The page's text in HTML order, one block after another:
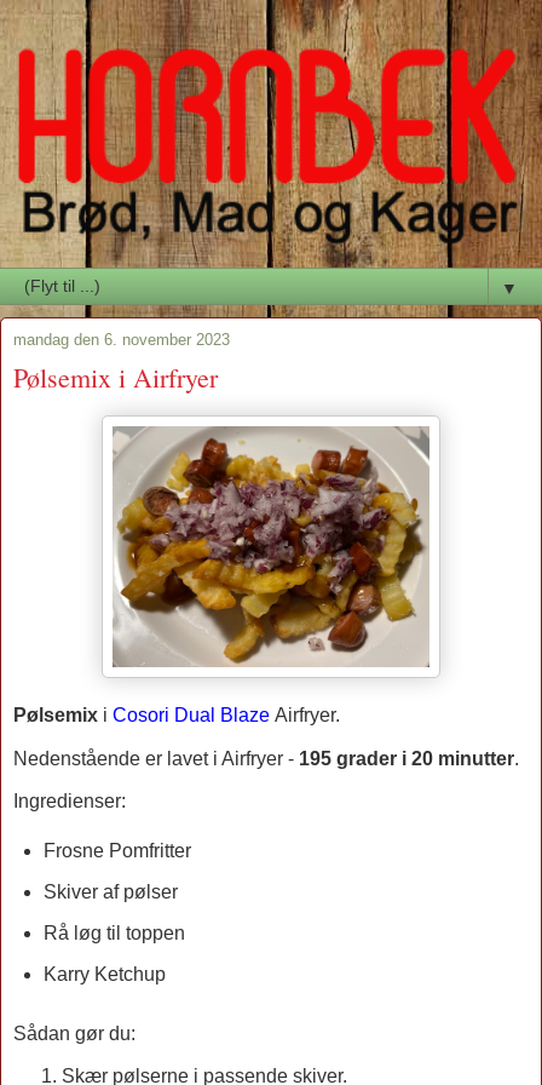
▼
mandag den 6. november 2023
Pølsemix i Airfryer
Pølsemix i Cosori Dual Blaze Airfryer.
Nedenstående er lavet i Airfryer - 195 grader i 20 minutter.
Ingredienser:
Frosne Pomfritter
Skiver af pølser
Rå løg til toppen
Karry Ketchup
Sådan gør du:
Skær pølserne i passende skiver.